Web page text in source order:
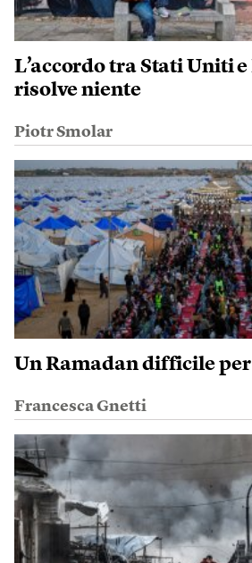
L’accordo tra Stati Uniti
risolve niente
Piotr Smolar
Un Ramadan difficile
Francesca Gnetti